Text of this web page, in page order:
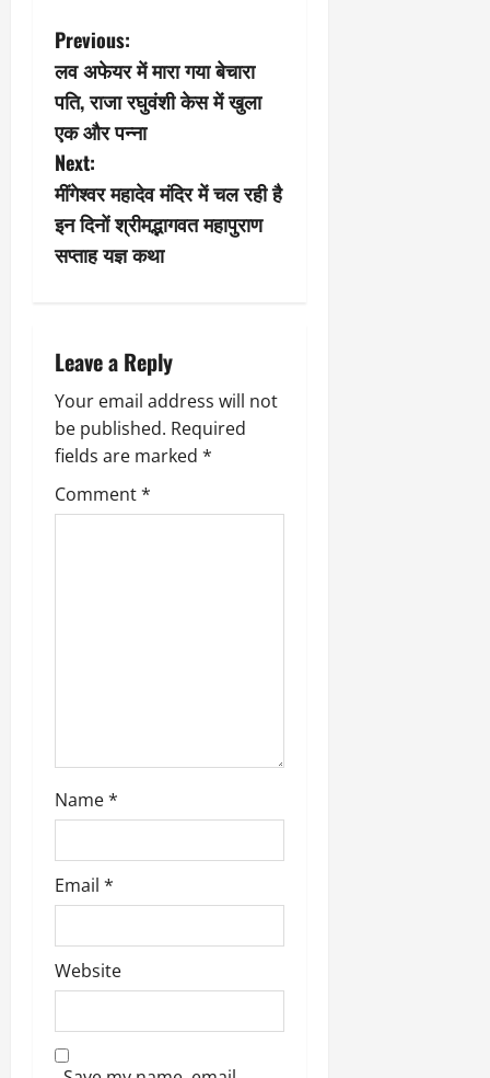
P
o
s
t
n
a
i
g
a
t
Previous:
लव अफेयर में मारा गया बेचारा
पति, राजा रघुवंशी केस में खुला
एक और पन्ना
Next:
मींगेश्वर महादेव मंदिर में चल रही है
इन दिनों श्रीमद्भागवत महापुराण
सप्ताह यज्ञ कथा
Leave a Reply
Your email address will not
be published. Required
fields are marked *
Comment*
Name*
Email *
Website